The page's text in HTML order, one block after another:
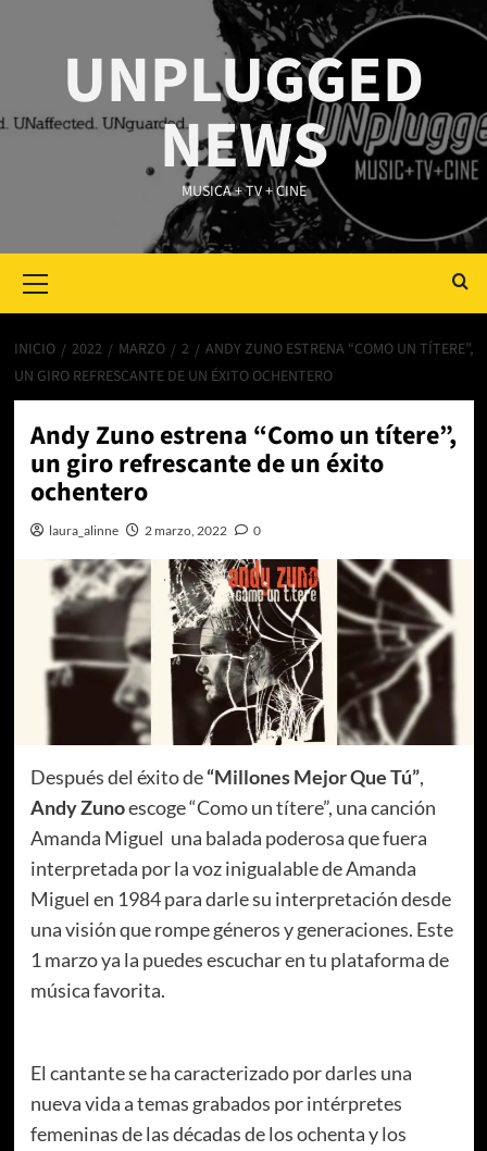
UNPLUGGED
NEWS
MUSICA + TV + CINE
Menu
INICIO 2022 MARZO 2
ANDY ZUNO ESTRENA “COMO UN TÍTERE”,
UN GIRO REFRESCANTE DE UN ÉXITO OCHENTERO
Andy Zuno estrena “Como un títere”,
un giro refrescante de un éxito
ochentero
laura_alinne 2 marzo, 2022 0
Después del éxito de“Millones Mejor Que Tú”,
Andy Zunoescoge “Como un títere”, una canción
Amanda Miguel una balada poderosa que fuera
interpretada por la voz inigualable de Amanda
Miguel en 1984para darle su interpretación desde
una visión que rompe géneros y generaciones. Este
1 marzo ya la puedes escuchar en tu plataforma de
música favorita.
El cantante se ha caracterizado por darles una
nueva vida a temas grabados por intérpretes
femeninas de las décadas de los ochenta y los